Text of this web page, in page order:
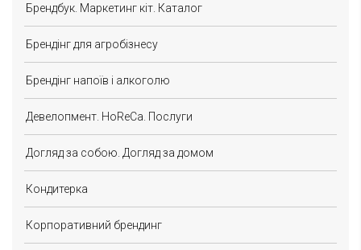
Брендбук. Маркетинг кіт. Каталог
Брендінг для агробізнесу
Брендінг напоїв і алкоголю
Девелопмент. HoReCa. Послуги
Догляд за собою. Догляд за домом
Кондитерка
Корпоративний брендинг